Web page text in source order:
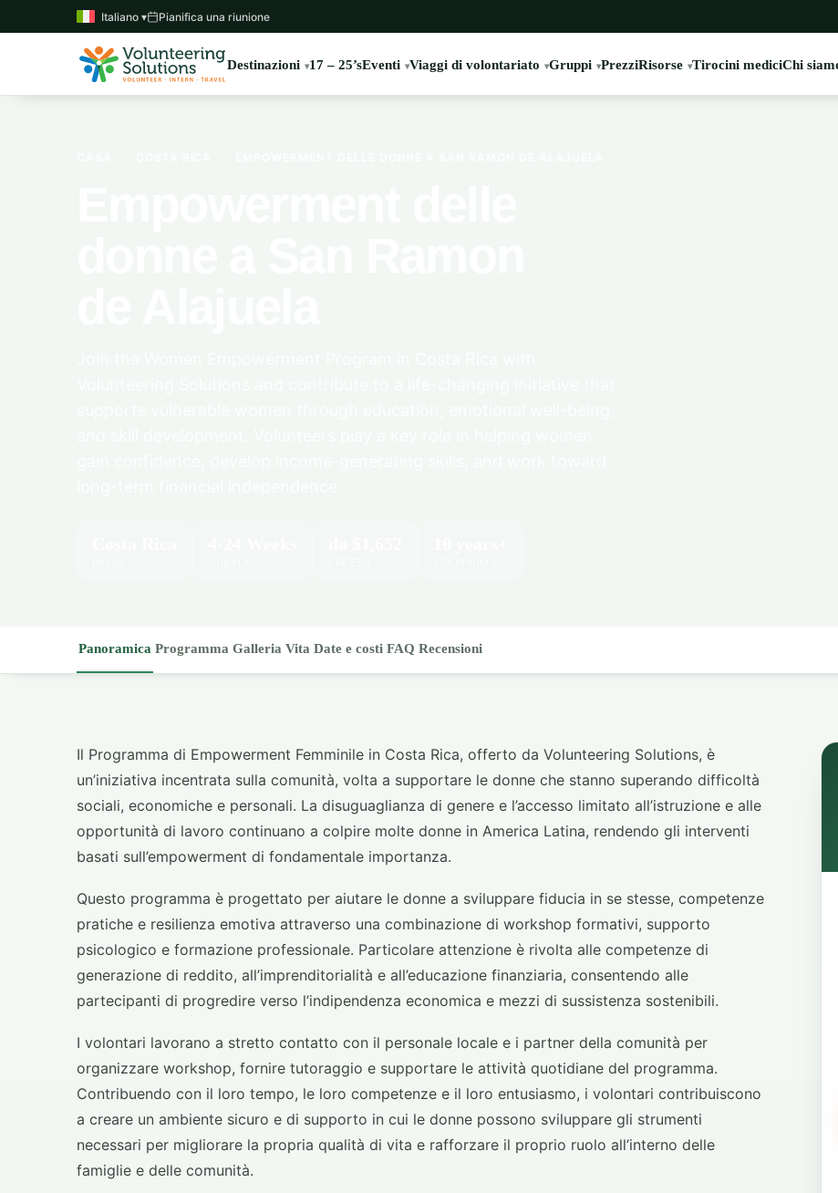
Italiano ▾ Pianifica una riunione
Destinazioni 17 – 25’sEventi Viaggi di volontariato Gruppi PrezziRisorse Tirocini mediciChi
Panoramica Programma Galleria Vita Date e costi FAQ Recensioni
Il Programma di Empowerment Femminile in Costa Rica, offerto da Volunteering Solutions, è
un’iniziativa incentrata sulla comunità, volta a supportare le donne che stanno superando difficoltà
sociali, economiche e personali. La disuguaglianza di genere e l’accesso limitato all’istruzione e alle
opportunità di lavoro continuano a colpire molte donne in America Latina, rendendo gli interventi
basati sull’empowerment di fondamentale importanza.
Questo programma è progettato per aiutare le donne a sviluppare fiducia in se stesse, competenze
pratiche e resilienza emotiva attraverso una combinazione di workshop formativi, supporto
psicologico e formazione professionale. Particolare attenzione è rivolta alle competenze di
generazione di reddito, all’imprenditorialità e all’educazione finanziaria, consentendo alle
partecipanti di progredire verso l’indipendenza economica e mezzi di sussistenza sostenibili.
I volontari lavorano a stretto contatto con il personale locale e i partner della comunità per
organizzare workshop, fornire tutoraggio e supportare le attività quotidiane del programma.
Contribuendo con il loro tempo, le loro competenze e il loro entusiasmo, i volontari contribuiscono
a creare un ambiente sicuro e di supporto in cui le donne possono sviluppare gli strumenti
necessari per migliorare la propria qualità di vita e rafforzare il proprio ruolo all’interno delle
famiglie e delle comunità.